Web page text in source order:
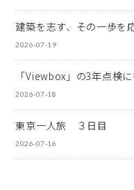
建築を志す、その一歩を
2026-07-19
「Viewbox」の3年点検
2026-07-18
東京一人旅 ３日目
2026-07-16